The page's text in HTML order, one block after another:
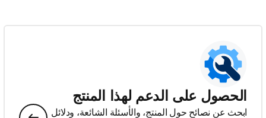
الحصول على الدعم لهذا المنتج
ابحث عن نصائح حول المنتج، والأسئلة الشائعة، ودلائل